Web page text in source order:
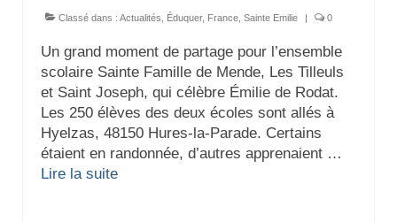
Classé dans : Actualités Éduquer, France Sainte Emilie 0
Un grand moment de partage pour l’ensemble
scolaire Sainte Famille de Mende, Les Tilleuls
et Saint Joseph, qui célèbre Émilie de Rodat.
Les 250 élèves des deux écoles sont allés à
Hyelzas, 48150 Hures-la-Parade. Certains
étaient en randonnée, d’autres apprenaient …
Lire la suite­­